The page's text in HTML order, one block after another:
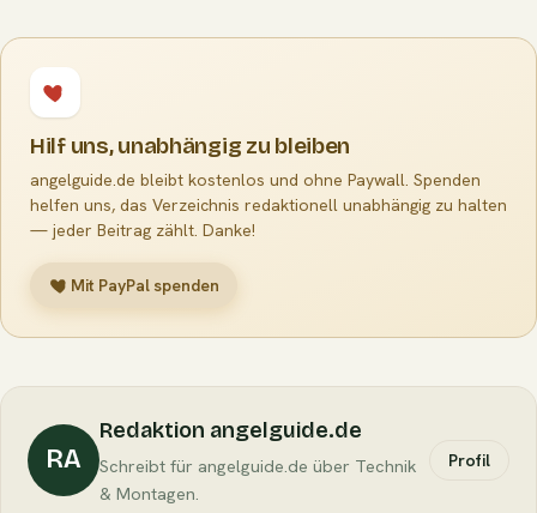
Hilf uns, unabhängig zu bleiben
angelguide.de bleibt kostenlos und ohne Paywall. Spenden
helfen uns, das Verzeichnis redaktionell unabhängig zu halten
— jeder Beitrag zählt. Danke!
Mit PayPal spenden
RA
Redaktion angelguide.de
Schreibt für angelguide.de über Technik
& Montagen.
Profil